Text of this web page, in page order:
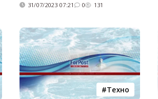
31/07/2023 07:21 0 131
Tехно